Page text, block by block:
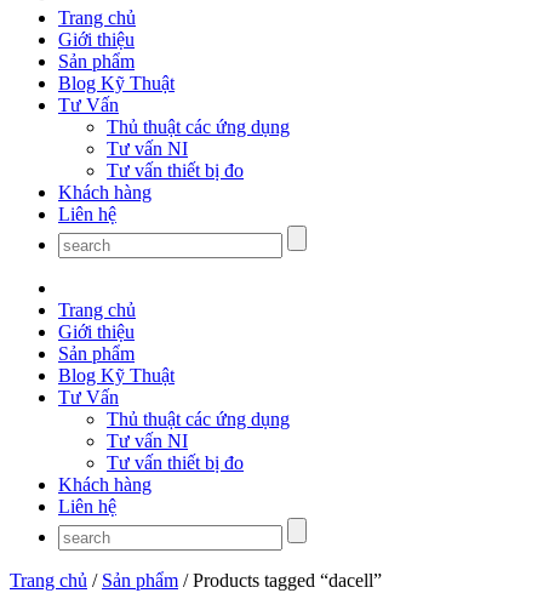
Trang chủ
Giới thiệu
Sản phẩm
Blog Kỹ Thuật
Tư Vấn
Thủ thuật các ứng dụng
Tư vấn NI
Tư vấn thiết bị đo
Khách hàng
Liên hệ
Trang chủ
Giới thiệu
Sản phẩm
Blog Kỹ Thuật
Tư Vấn
Thủ thuật các ứng dụng
Tư vấn NI
Tư vấn thiết bị đo
Khách hàng
Liên hệ
Trang chủ / Sản phẩm / Products tagged “dacell”